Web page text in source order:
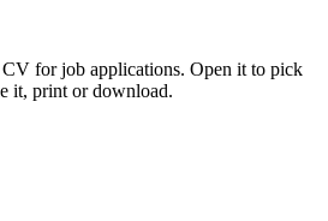
for job applications. Open it to pick
it, print or download.